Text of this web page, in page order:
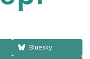
Bluesky